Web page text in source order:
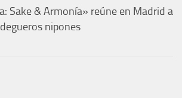
Sake & Armonía» reúne en Madrid a
nipones